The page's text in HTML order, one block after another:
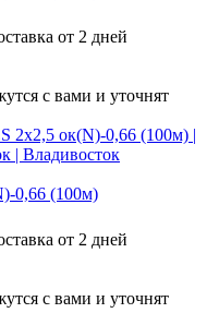
от 2 дней
с вами и уточнят
0,66 (100м)
от 2 дней
с вами и уточнят